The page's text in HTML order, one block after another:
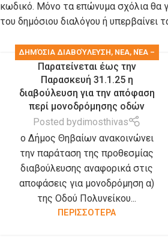
κωδικό. Μόνο τα επώνυμα σχόλια θα
του δημόσιου διαλόγου ή υπερβαίνει
ΔΗΜΌΣΙΑ ΔΙΑΒΟΎΛΕΥΣΗ, ΝΕΑ, ΝΈΑ –
ΑΝΑΚΟΙΝΏΣΕΙΣ
Παρατείνεται έως την
Παρασκευή 31.1.25 η
διαβούλευση για την απόφαση
περί μονοδρόμησης οδών
Posted bydimosthivas
ο Δήμος Θηβαίων ανακοινώνει
την παράταση της προθεσμίας
διαβούλευσης αναφορικά στις
αποφάσεις για μονοδρόμηση α)
της Οδού Πολυνείκου...
ΠΕΡΙΣΣΟΤΕΡΑ